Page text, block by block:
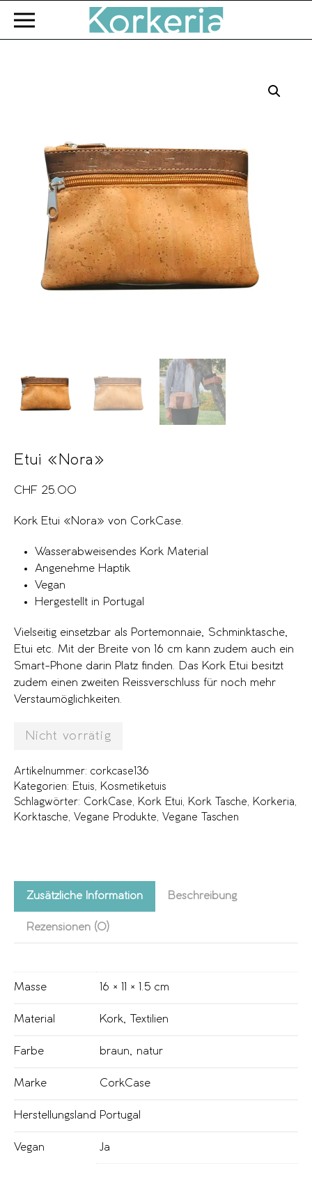
Zum Hauptinhalt springen
Etui «Nora»
CHF 25.00
Kork Etui «Nora» von CorkCase.
Wasserabweisendes Kork Material
Angenehme Haptik
Vegan
Hergestellt in Portugal
Vielseitig einsetzbar als Portemonnaie, Schminktasche,
Etui etc. Mit der Breite von 16 cm kann zudem auch ein
Smart-Phone darin Platz finden. Das Kork Etui besitzt
zudem einen zweiten Reissverschluss für noch mehr
Verstaumöglichkeiten.
Nicht vorrätig
Artikelnummer: corkcase136
Kategorien: Etuis
Kosmetiketuis
Schlagwörter: CorkCase Kork Etui Kork Tasche Korkeria
Korktasche
Vegane Produkte Vegane Taschen
Zusätzliche Information Beschreibung
Rezensionen (0)
Masse 16 × 11 × 1.5 cm
Material Kork Textilien
Farbe braun natur
Marke CorkCase
Herstellungsland Portugal
Vegan Ja